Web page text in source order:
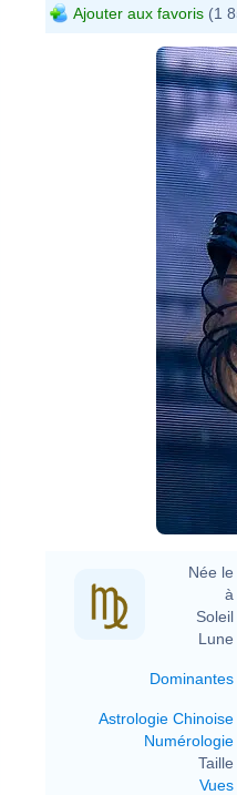
Ajouter aux favoris (1
Née le
à
Soleil
Lune
Dominantes
Astrologie Chinoise
Numérologie
Taille
Vues